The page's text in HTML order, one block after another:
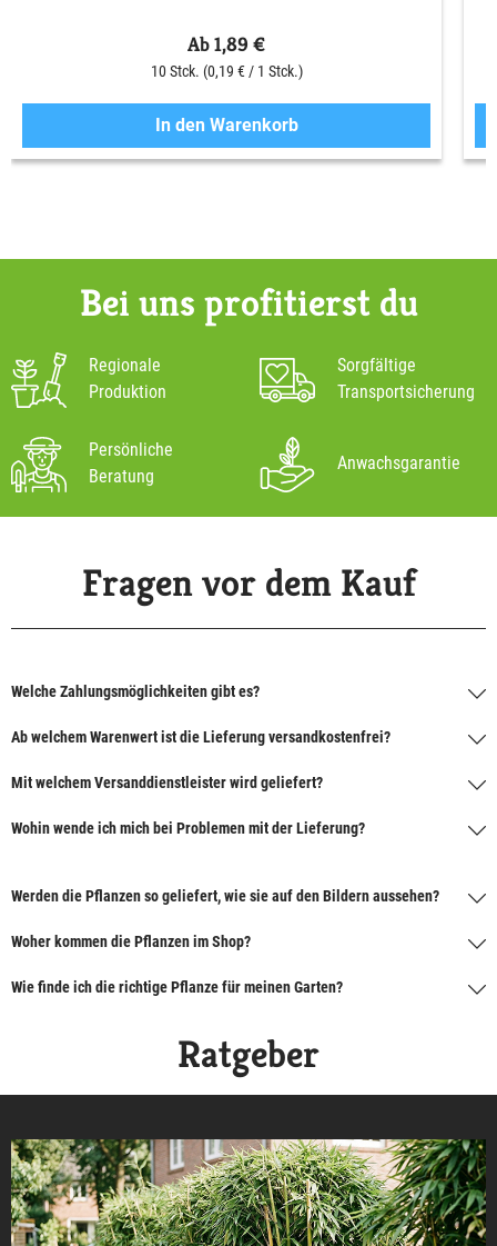
Ab 1,89 €
10 Stck. (0,19 € / 1 Stck.)
In den Warenkorb
Bei uns profitierst du
Regionale
Produktion
Sorgfältige
Transportsicherung
Persönliche
Beratung
Anwachsgarantie
Fragen vor dem Kauf
Welche Zahlungsmöglichkeiten gibt es?
Ab welchem Warenwert ist die Lieferung versandkostenfrei?
Mit welchem Versanddienstleister wird geliefert?
Wohin wende ich mich bei Problemen mit der Lieferung?
Werden die Pflanzen so geliefert, wie sie auf den Bildern aussehen?
Woher kommen die Pflanzen im Shop?
Wie finde ich die richtige Pflanze für meinen Garten?
Ratgeber